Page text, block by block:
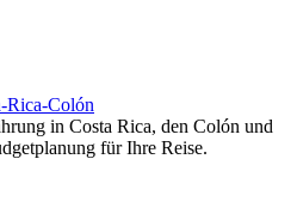
Rica-Colón
in Costa Rica, den Colón und
für Ihre Reise.